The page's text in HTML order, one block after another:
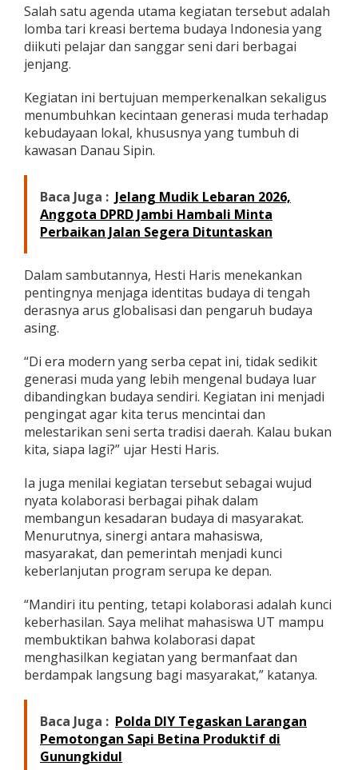
s
t
a
r
n
u
d
a
L
o
k
a
D
a
S
i
p
i
Salah satu agenda utama kegiatan tersebut adalah
lomba tari kreasi bertema budaya Indonesia yang
diikuti pelajar dan sanggar seni dari berbagai
jenjang.
Kegiatan ini bertujuan memperkenalkan sekaligus
menumbuhkan kecintaan generasi muda terhadap
kebudayaan lokal, khususnya yang tumbuh di
kawasan Danau Sipin.
Baca Juga : Jelang Mudik Lebaran 2026,
Anggota DPRD Jambi Hambali Minta
Perbaikan Jalan Segera Dituntaskan
Dalam sambutannya, Hesti Haris menekankan
pentingnya menjaga identitas budaya di tengah
derasnya arus globalisasi dan pengaruh budaya
asing.
“Di era modern yang serba cepat ini, tidak sedikit
generasi muda yang lebih mengenal budaya luar
dibandingkan budaya sendiri. Kegiatan ini menjadi
pengingat agar kita terus mencintai dan
melestarikan seni serta tradisi daerah. Kalau bukan
kita, siapa lagi?” ujar Hesti Haris.
Ia juga menilai kegiatan tersebut sebagai wujud
nyata kolaborasi berbagai pihak dalam
membangun kesadaran budaya di masyarakat.
Menurutnya, sinergi antara mahasiswa,
masyarakat, dan pemerintah menjadi kunci
keberlanjutan program serupa ke depan.
“Mandiri itu penting, tetapi kolaborasi adalah kunci
keberhasilan. Saya melihat mahasiswa UT mampu
membuktikan bahwa kolaborasi dapat
menghasilkan kegiatan yang bermanfaat dan
berdampak langsung bagi masyarakat,” katanya.
Baca Juga : Polda DIY Tegaskan Larangan
Pemotongan Sapi Betina Produktif di
Gunungkidul